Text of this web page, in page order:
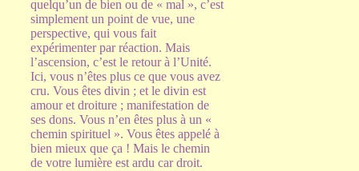
quelqu’un de bien ou de « mal », c’est
simplement un point de vue, une
perspective, qui vous fait
expérimenter par réaction. Mais
l’ascension, c’est le retour à l’Unité.
Ici, vous n’êtes plus ce que vous avez
cru. Vous êtes divin ; et le divin est
amour et droiture ; manifestation de
ses dons. Vous n’en êtes plus à un «
chemin spirituel ». Vous êtes appelé à
bien mieux que ça ! Mais le chemin
de votre lumière est ardu car droit.